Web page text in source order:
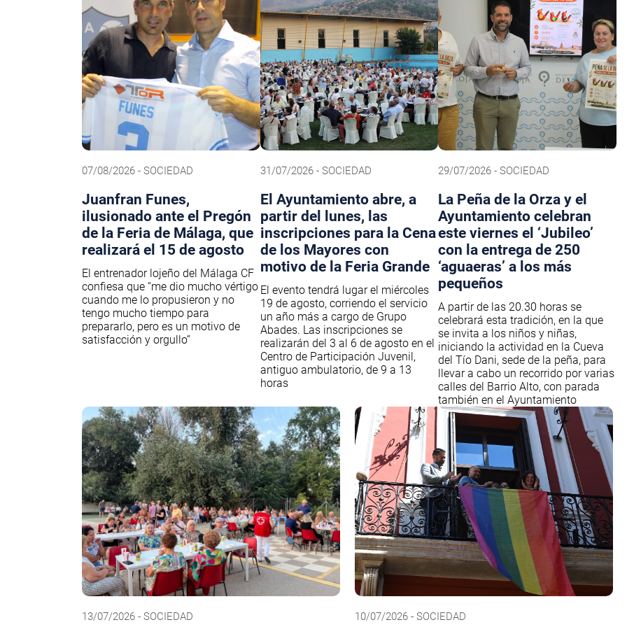
07/08/2026 - SOCIEDAD
Juanfran Funes,
ilusionado ante el Pregón
de la Feria de Málaga, que
realizará el 15 de agosto
El entrenador lojeño del Málaga CF
confiesa que “me dio mucho vértigo
cuando me lo propusieron y no
tengo mucho tiempo para
prepararlo, pero es un motivo de
satisfacción y orgullo”
31/07/2026 - SOCIEDAD
El Ayuntamiento abre, a
partir del lunes, las
inscripciones para la Cena
de los Mayores con
motivo de la Feria Grande
El evento tendrá lugar el miércoles
19 de agosto, corriendo el servicio
un año más a cargo de Grupo
Abades. Las inscripciones se
realizarán del 3 al 6 de agosto en el
Centro de Participación Juvenil,
antiguo ambulatorio, de 9 a 13
horas
29/07/2026 - SOCIEDAD
La Peña de la Orza y el
Ayuntamiento celebran
este viernes el ‘Jubileo’
con la entrega de 250
‘aguaeras’ a los más
pequeños
A partir de las 20.30 horas se
celebrará esta tradición, en la que
se invita a los niños y niñas,
iniciando la actividad en la Cueva
del Tío Dani, sede de la peña, para
llevar a cabo un recorrido por varias
calles del Barrio Alto, con parada
también en el Ayuntamiento
13/07/2026 - SOCIEDAD 10/07/2026 - SOCIEDAD